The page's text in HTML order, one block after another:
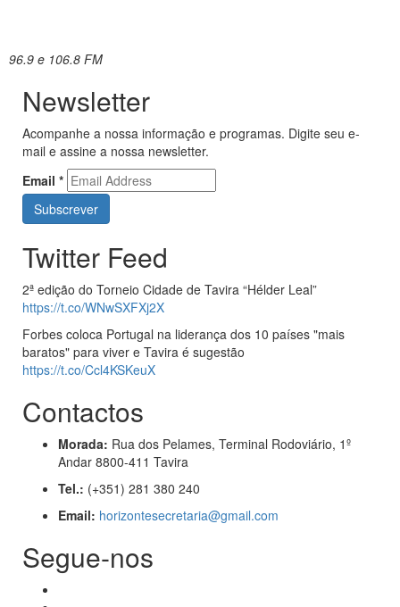
96.9 e 106.8 FM
Newsletter
Acompanhe a nossa informação e programas. Digite seu e-
mail e assine a nossa newsletter.
Email *
Twitter Feed
2ª edição do Torneio Cidade de Tavira “Hélder Leal”
https://t.co/WNwSXFXj2X
Forbes coloca Portugal na liderança dos 10 países "mais
baratos" para viver e Tavira é sugestão
https://t.co/Ccl4KSKeuX
Contactos
Morada: Rua dos Pelames, Terminal Rodoviário, 1º
Andar 8800-411 Tavira
Tel.: (+351) 281 380 240
Email: horizontesecretaria@gmail.com
Segue-nos